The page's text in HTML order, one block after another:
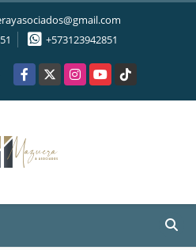
+573123942851
Facebook
X InstagramYouTubeTikTok